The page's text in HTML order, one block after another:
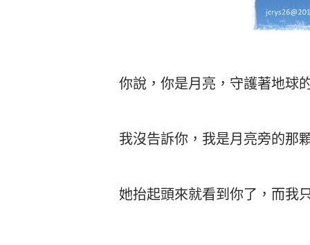
你說，你是月亮，守護著地球
我沒告訴你，我是月亮旁的那
她抬起頭來就看到你了，而我